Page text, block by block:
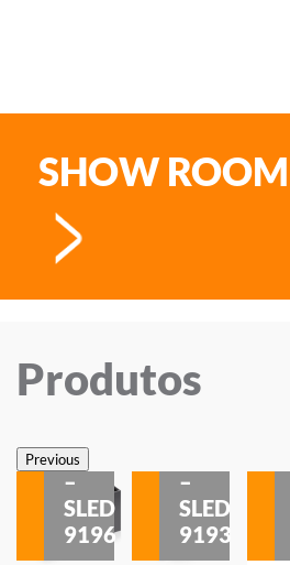
SHOW ROOM
Produtos
PreviousSobrepor
–
SLED
9196
–
SLED
9193